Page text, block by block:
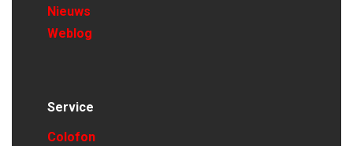
Nieuws
Weblog
Service
Colofon